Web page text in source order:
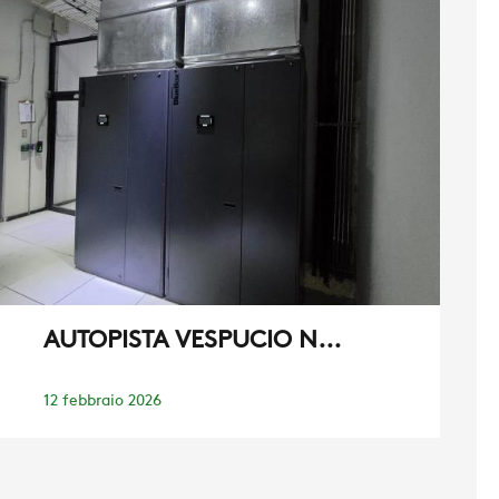
AUTOPISTA VESPUCIO N...
12 febbraio 2026